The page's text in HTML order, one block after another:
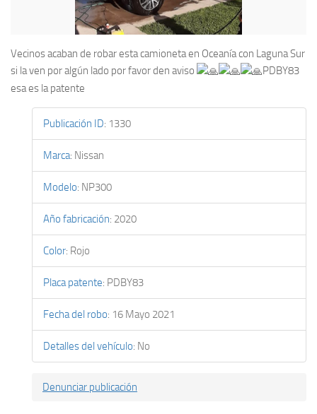
Vecinos acaban de robar esta camioneta en Oceanía con Laguna Sur
si la ven por algún lado por favor den aviso
PDBY83
esa es la patente
Publicación ID: 1330
Marca: Nissan
Modelo: NP300
Año fabricación: 2020
Color: Rojo
Placa patente: PDBY83
Fecha del robo: 16 Mayo 2021
Detalles del vehículo: No
Denunciar publicación